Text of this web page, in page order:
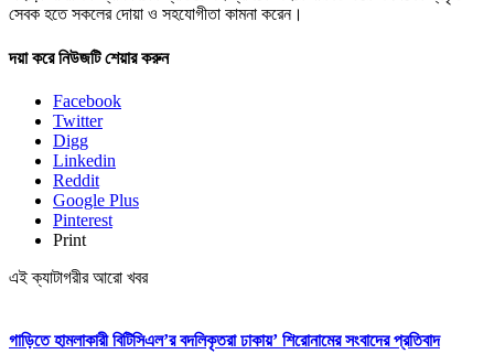
সেবক হতে সকলের দোয়া ও সহযোগীতা কামনা করেন।
দয়া করে নিউজটি শেয়ার করুন
Facebook
Twitter
Digg
Linkedin
Reddit
Google Plus
Pinterest
Print
এই ক্যাটাগরীর আরো খবর
গাড়িতে হামলাকারী বিটিসিএল’র বদলিকৃতরা ঢাকায়’ শিরোনামের সংবাদের প্রতিবাদ